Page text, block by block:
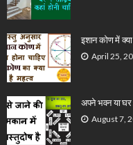
इशान कोण में क्या
April 25,
अपने भवन या घर
August 7,